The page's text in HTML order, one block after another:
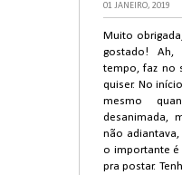
01 JANEIRO, 2019
Muito
gostado! Ah,
tempo, faz no
quiser. No
mesmo
desanimada,
não
o importante
pra postar.